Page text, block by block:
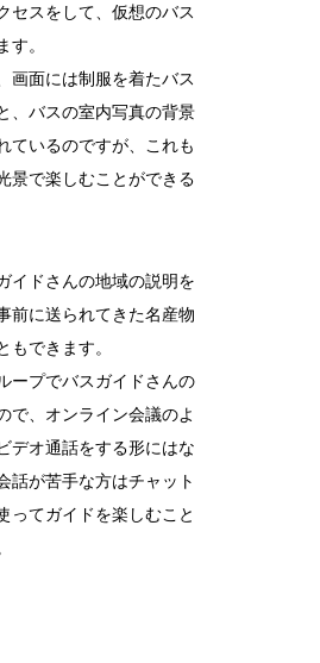
セスをして、仮想のバス
す。
画面には制服を着たバス
、バスの室内写真の背景
ているのですが、これも
景で楽しむことができる
イドさんの地域の説明を
前に送られてきた名産物
もできます。
ープでバスガイドさんの
で、オンライン会議のよ
デオ通話をする形にはな
話が苦手な方はチャット
ってガイドを楽しむこと